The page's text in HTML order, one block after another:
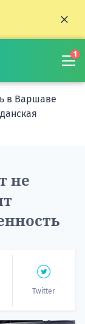
1
в Варшаве
не
Twitter